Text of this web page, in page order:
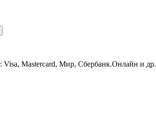
Visa, Mastercard, Мир, Сбербанк.Онлайн и др.